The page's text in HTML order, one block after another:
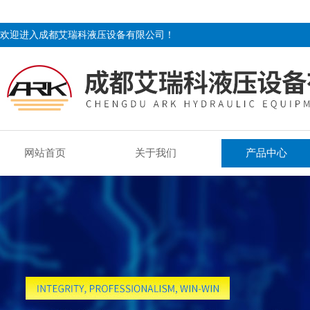
欢迎进入成都艾瑞科液压设备有限公司！
网站首页 关于我们 产品中心